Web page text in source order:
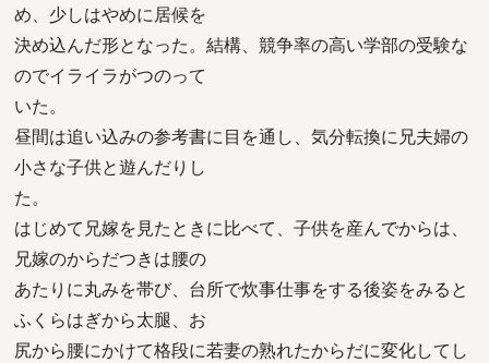
め、少しはやめに居候を
決め込んだ形となった。結構、競争率の高い学部の受験な
のでイライラがつのって
いた。
昼間は追い込みの参考書に目を通し、気分転換に兄夫婦の
小さな子供と遊んだりし
た。
はじめて兄嫁を見たときに比べて、子供を産んでからは、
兄嫁のからだつきは腰の
あたりに丸みを帯び、台所で炊事仕事をする後姿をみると
ふくらはぎから太腿、お
尻から腰にかけて格段に若妻の熟れたからだに変化してし